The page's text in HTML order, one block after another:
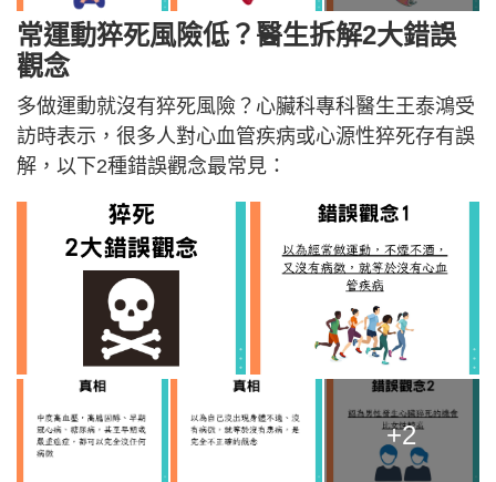
常運動猝死風險低？醫生拆解2大錯誤
觀念
多做運動就沒有猝死風險？心臟科專科醫生王泰鴻受
訪時表示，很多人對心血管疾病或心源性猝死存有誤
解，以下2種錯誤觀念最常見：
+2